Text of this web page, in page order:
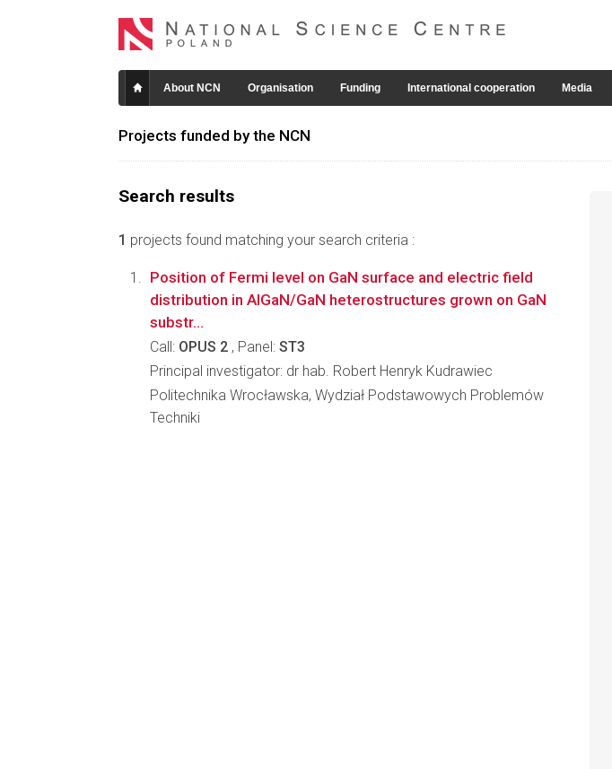
About NCN Organisation Funding International cooperation Media
Projects funded by the NCN
Search results
1 projects found matching your search criteria :
Position of Fermi level on GaN surface and electric field
distribution in AlGaN/GaN heterostructures grown on GaN
substr...
Call: OPUS 2 , Panel: ST3
Principal investigator: dr hab. Robert Henryk Kudrawiec
Politechnika Wrocławska, Wydział Podstawowych Problemów
Techniki